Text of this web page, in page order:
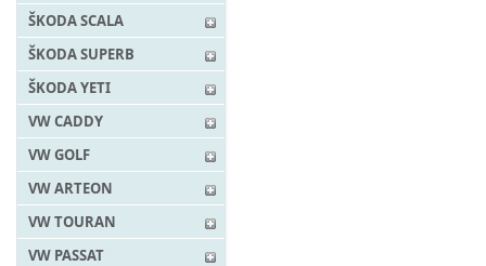
ŠKODA SCALA
ŠKODA SUPERB
ŠKODA YETI
VW CADDY
VW GOLF
VW ARTEON
VW TOURAN
VW PASSAT